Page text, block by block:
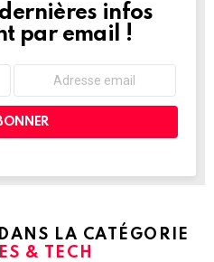
dernières infos
par email !
LA CATÉGORIE
& TECH